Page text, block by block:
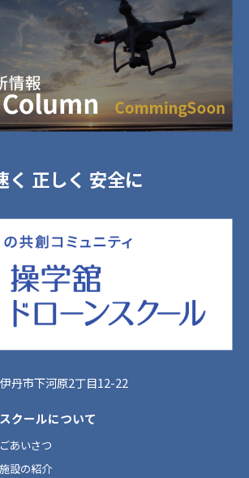
く 正しく 安全に
丹市下河原2丁目12-22
スクールについて
ごあいさつ
施設の紹介